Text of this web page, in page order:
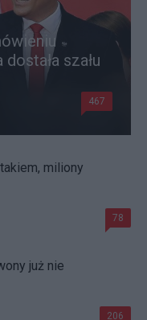
szału
467
miliony
78
już nie
206